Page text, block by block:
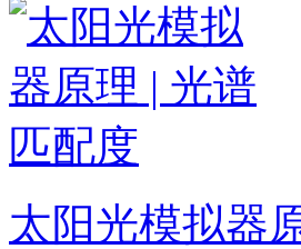
太阳光模拟器